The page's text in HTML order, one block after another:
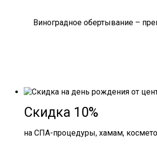
Виноградное обертывание –
Скидка 10%
на СПА-процедуры, хамам,